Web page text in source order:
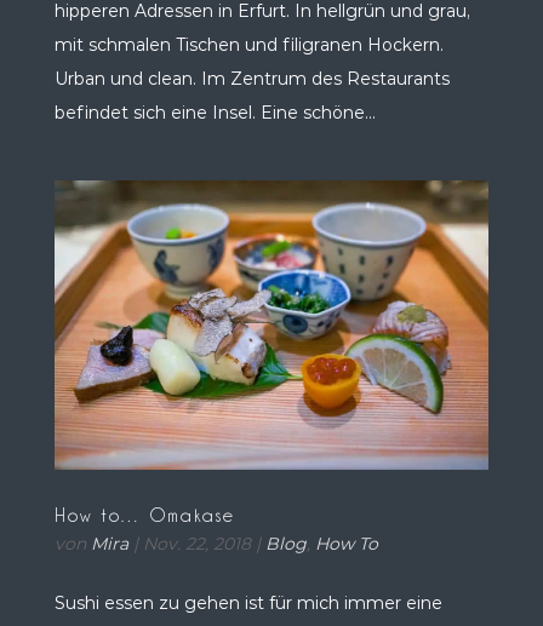
hipperen Adressen in Erfurt. In hellgrün und grau,
mit schmalen Tischen und filigranen Hockern.
Urban und clean. Im Zentrum des Restaurants
befindet sich eine Insel. Eine schöne...
How to… Omakase
von Mira| Nov. 22, 2018| Blog, How To
Sushi essen zu gehen ist für mich immer eine